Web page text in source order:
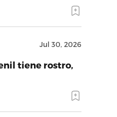
Jul 30, 2026
tiene rostro,